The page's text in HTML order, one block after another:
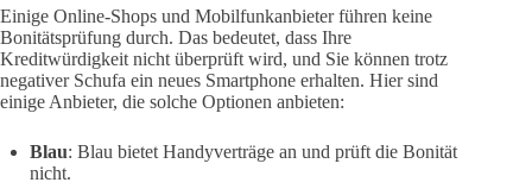
Einige Online-Shops und Mobilfunkanbieter führen keine
Bonitätsprüfung durch. Das bedeutet, dass Ihre
Kreditwürdigkeit nicht überprüft wird, und Sie können trotz
negativer Schufa ein neues Smartphone erhalten. Hier sind
einige Anbieter, die solche Optionen anbieten:
Blau: Blau bietet Handyverträge an und prüft die Bonität
nicht.